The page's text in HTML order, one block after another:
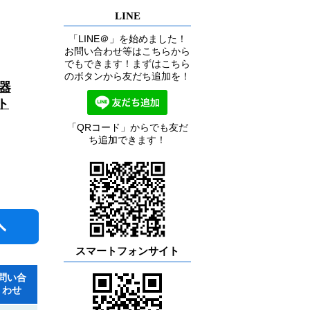
い合
わせ
LINE
「LINE＠」を始めました！
お問い合わせ等はこちらから
でもできます！まずはこちら
のボタンから友だち追加を！
「QRコード」からでも友だ
ち追加できます！
スマートフォンサイト